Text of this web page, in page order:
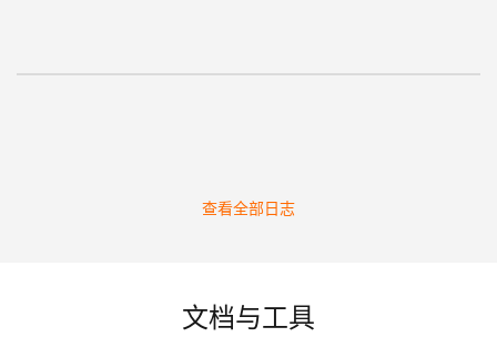
查看全部日志
文档与工具